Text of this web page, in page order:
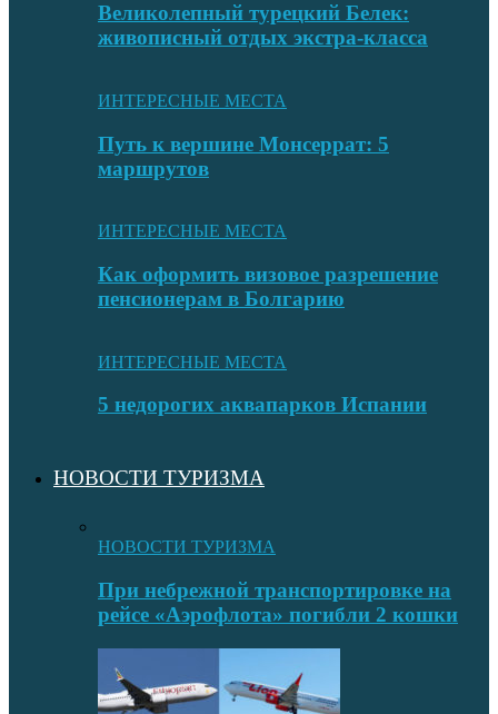
Великолепный турецкий Белек:
живописный отдых экстра-класса
ИНТЕРЕСНЫЕ МЕСТА
Путь к вершине Монсеррат: 5
маршрутов
ИНТЕРЕСНЫЕ МЕСТА
Как оформить визовое разрешение
пенсионерам в Болгарию
ИНТЕРЕСНЫЕ МЕСТА
5 недорогих аквапарков Испании
НОВОСТИ ТУРИЗМА
НОВОСТИ ТУРИЗМА
При небрежной транспортировке на
рейсе «Аэрофлота» погибли 2 кошки